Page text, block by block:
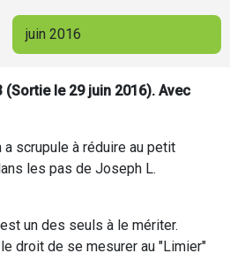
juin 2016
le 29 juin 2016). Avec
a scrupule à réduire au petit
les pas de Joseph L.
un des seuls à le mériter.
droit de se mesurer au "Limier"